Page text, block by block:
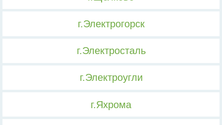
г.Электрогорск
г.Электросталь
г.Электроугли
г.Яхрома